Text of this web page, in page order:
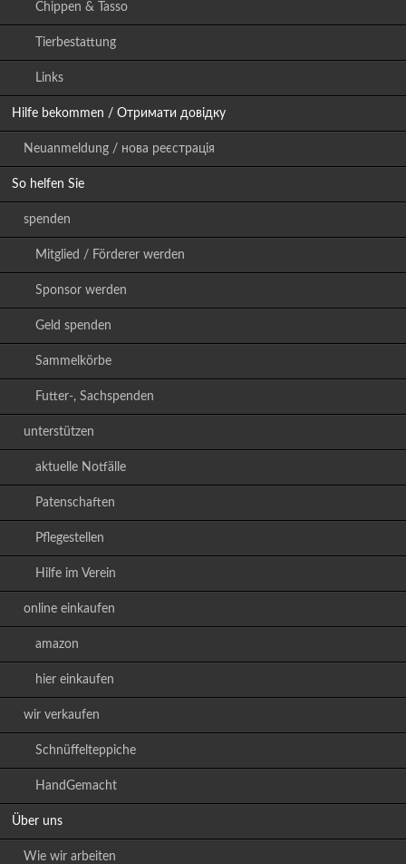
Chippen & Tasso
Tierbestattung
Links
Hilfe bekommen / Отримати довідку
Neuanmeldung / нова реєстрація
So helfen Sie
spenden
Mitglied / Förderer werden
Sponsor werden
Geld spenden
Sammelkörbe
Futter-, Sachspenden
unterstützen
aktuelle Notfälle
Patenschaften
Pflegestellen
Hilfe im Verein
online einkaufen
amazon
hier einkaufen
wir verkaufen
Schnüffelteppiche
HandGemacht
Über uns
Wie wir arbeiten